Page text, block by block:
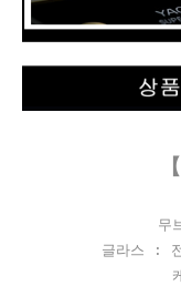
무
글라스 :